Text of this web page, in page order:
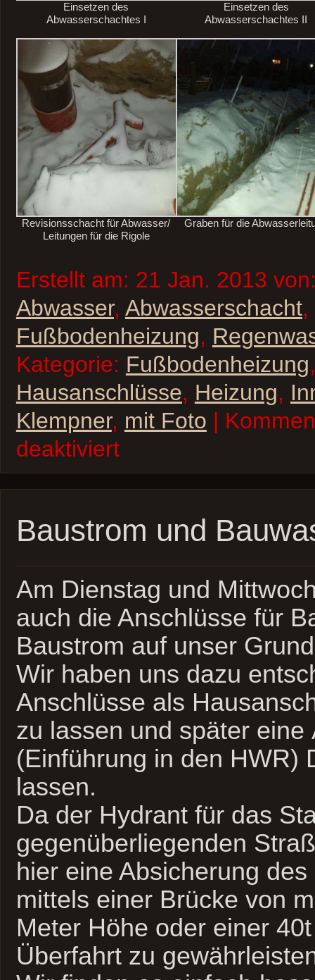
Einsetzen des
Abwasserschachtes I
Einsetzen des
Abwasserschachtes II
Revisionsschacht für Abwasser/
Leitungen für die Rigole
Graben für die
Erstellt am: 21 Jan. 2013
Abwasser, Abwasserschacht,
Fußbodenheizung,
Kategorie: Fußbodenheizung
Hausanschlüsse, Heizung,
Klempner, mit Foto |
deaktiviertFußbodenheizung
Abwasser
Baustrom und
Am Dienstag und
auch die Anschlüsse für
Baustrom auf unser
Wir haben uns dazu
Anschlüsse als
zu lassen und später eine
(Einführung in den HWR)
lassen.
Da der Hydrant für das
gegenüberliegenden
hier eine Absicherung
mittels einer Brücke von
Meter Höhe oder einer
Überfahrt zu